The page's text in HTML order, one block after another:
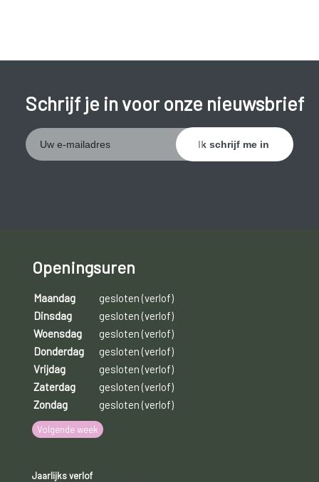
Schrijf je in voor onze nieuwsbrief
Openingsuren
Maandag
gesloten (verlof)
Dinsdag
gesloten (verlof)
Woensdag
gesloten (verlof)
Donderdag
gesloten (verlof)
Vrijdag
gesloten (verlof)
Zaterdag
gesloten (verlof)
Zondag
gesloten (verlof)
Volgende week
Jaarlijks verlof